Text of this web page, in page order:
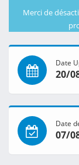
Merci de
Date
20/
Date
07/